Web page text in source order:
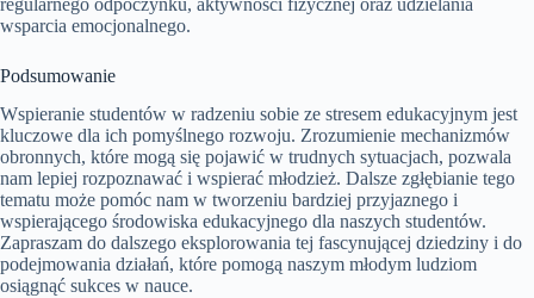
wsparcia emocjonalnego.
Podsumowanie
Wspieranie studentów w radzeniu sobie ze stresem edukacyjnym jest
kluczowe dla ich pomyślnego rozwoju. Zrozumienie mechanizmów
obronnych, które mogą się pojawić w trudnych sytuacjach, pozwala
nam lepiej rozpoznawać i wspierać młodzież. Dalsze zgłębianie tego
tematu może pomóc nam w tworzeniu bardziej przyjaznego i
wspierającego środowiska edukacyjnego dla naszych studentów.
Zapraszam do dalszego eksplorowania tej fascynującej dziedziny i do
podejmowania działań, które pomogą naszym młodym ludziom
osiągnąć sukces w nauce.